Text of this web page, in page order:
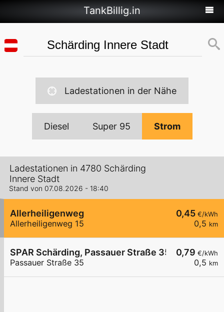
TankBillig.in
Ladestationen in der Nähe
Diesel Super 95 Strom
Ladestationen in 4780 Schärding
Innere Stadt
Stand von 07.08.2026 - 18:40
0,45 €/kWh
0,5 km
Allerheiligenweg
Allerheiligenweg 15
0,79 €/kWh
0,5 km
SPAR Schärding, Passauer Straße 35
Passauer Straße 35